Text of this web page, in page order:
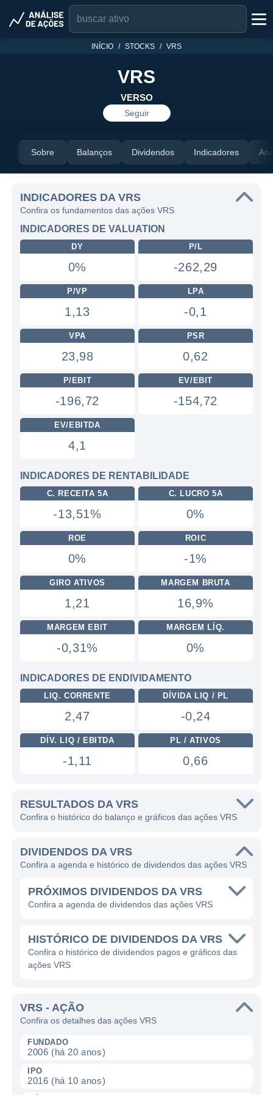
INÍCIO STOCKS VRS
VRS
VERSO
Seguir
Sobre Balanços Dividendos Indicadores
INDICADORES DA VRS
Confira os fundamentos das ações VRS
INDICADORES DE VALUATION
DY
0%
P/L
-262,29
P/VP
1,13
LPA
-0,1
VPA
23,98
PSR
0,62
P/EBIT
-196,72
EV/EBIT
-154,72
EV/EBITDA
4,1
INDICADORES DE RENTABILIDADE
C. RECEITA 5A
-13,51%
C. LUCRO 5A
0%
ROE
0%
ROIC
-1%
GIRO ATIVOS
1,21
MARGEM BRUTA
16,9%
MARGEM EBIT
-0,31%
MARGEM LÍQ.
0%
INDICADORES DE ENDIVIDAMENTO
LIQ. CORRENTE
2,47
DÍVIDA LIQ / PL
-0,24
DÍV. LIQ / EBITDA
-1,11
PL / ATIVOS
0,66
RESULTADOS DA VRS
Confira o histórico do balanço e gráficos das ações VRS
DIVIDENDOS DA VRS
Confira a agenda e histórico de dividendos das ações VRS
PRÓXIMOS DIVIDENDOS DA VRS
Confira a agenda de dividendos das ações VRS
HISTÓRICO DE DIVIDENDOS DA VRS
Confira o histórico de dividendos pagos e gráficos das
ações VRS
VRS - AÇÃO
Confira os detalhes das ações VRS
FUNDADO
2006 (há 20 anos)
IPO
2016 (há 10 anos)